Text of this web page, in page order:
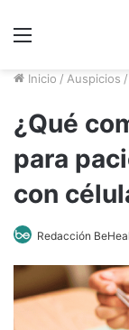
Inicio / Auspicios /
¿Qué
para
con
Redacción